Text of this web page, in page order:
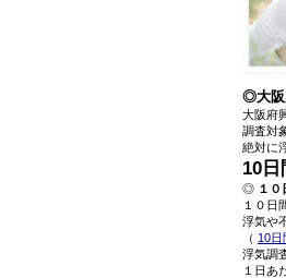
◎大阪
大阪府
調査対
絶対に
10
◎ １
１０日
浮気や
（ 10日
浮気調
１日あ